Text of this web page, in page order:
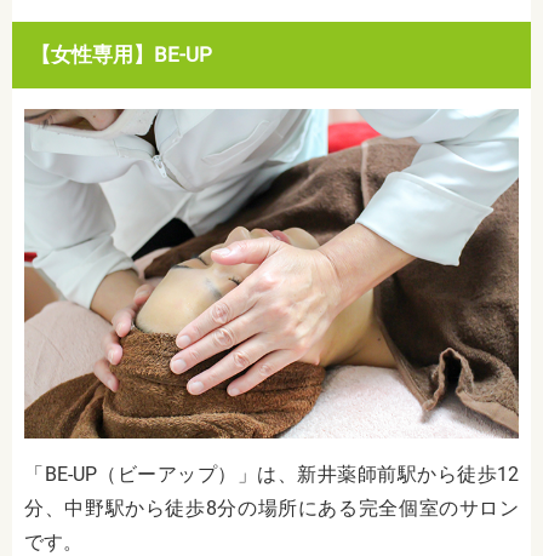
【女性専用】BE-UP
「BE-UP（ビーアップ）」は、新井薬師前駅から徒歩12
分、中野駅から徒歩8分の場所にある完全個室のサロン
です。